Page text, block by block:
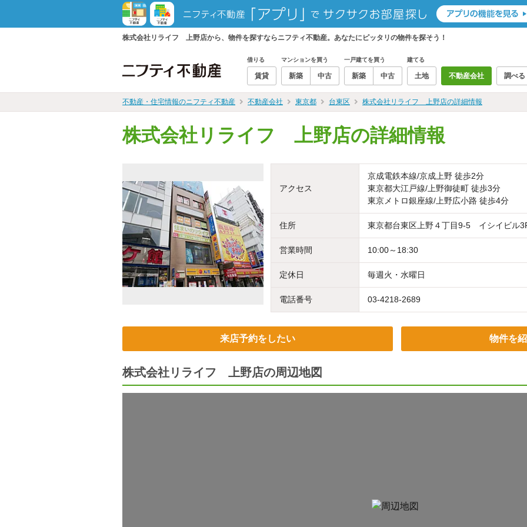
株式会社リライフ 上野店から、物件を探すならニフティ不動産。あなたにピッタリの物件を探そう！
借りる
賃貸
マンションを買う
新築 中古
一戸建てを買う
新築 中古
建てる
土地 不動産会社 調べる
不動産・住宅情報のニフティ不動産 不動産会社 東京都 台東区 株式会社リライフ 上野店の詳細情報
株式会社リライフ 上野店の詳細情報
アクセス
京成電鉄本線/京成上野 徒歩2分
東京都大江戸線/上野御徒町 徒歩3分
東京メトロ銀座線/上野広小路 徒歩4分
住所 東京都台東区上野４丁目9-5 イシイビル
営業時間 10:00～18:30
定休日 毎週火・水曜日
電話番号 03-4218-2689
来店予約をしたい 物件を
株式会社リライフ 上野店の周辺地図